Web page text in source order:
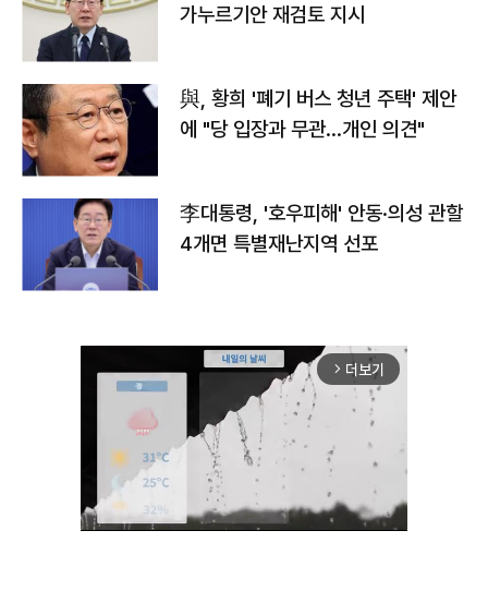
가누르기안 재검토 지시
與, 황희 '폐기 버스 청년 주택' 제안
에 "당 입장과 무관…개인 의견"
李대통령, '호우피해' 안동·의성 관할
4개면 특별재난지역 선포
arrow_forward_ios 더보기